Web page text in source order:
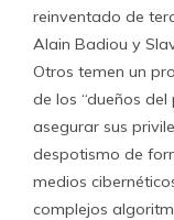
reinventado de
Alain Badiou y
Otros temen un
de los “dueños
asegurar sus
despotismo de
medios
complejos